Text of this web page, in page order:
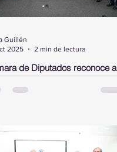
de Diputados reconoce a
Jiménez Pimentel,
destacada en los
Pacheco, la Cámara de
entregó un pergamino de
Guillén
2025
2 min de lectura